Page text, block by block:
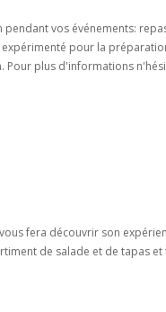
vos événements:
pour la
Pour plus d'informations
fera découvrir son
de salade et de tapas